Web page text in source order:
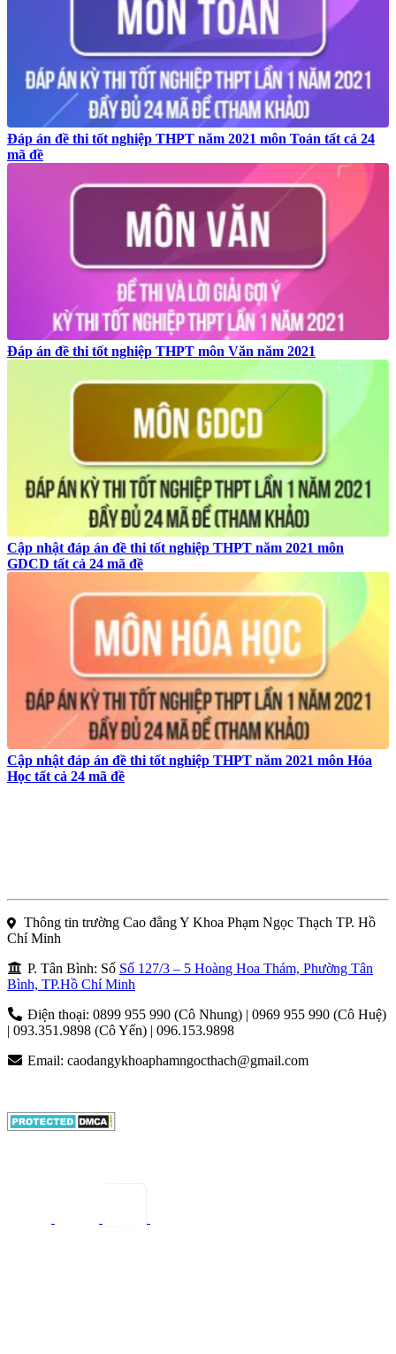
Đáp án đề thi tốt nghiệp THPT năm 2021 môn Toán tất cả 24
mã đề
Đáp án đề thi tốt nghiệp THPT môn Văn năm 2021
Cập nhật đáp án đề thi tốt nghiệp THPT năm 2021 môn
GDCD tất cả 24 mã đề
Cập nhật đáp án đề thi tốt nghiệp THPT năm 2021 môn Hóa
Học tất cả 24 mã đề
Thông tin trường Cao đẳng Y Khoa Phạm Ngọc Thạch TP. Hồ
Chí Minh
P. Tân Bình: Số Số 127/3 – 5 Hoàng Hoa Thám, Phường Tân
Bình, TP.Hồ Chí Minh
Điện thoại: 0899 955 990 (Cô Nhung) | 0969 955 990 (Cô Huệ)
| 093.351.9898 (Cô Yến) | 096.153.9898
Email: caodangykhoaphamngocthach@gmail.com